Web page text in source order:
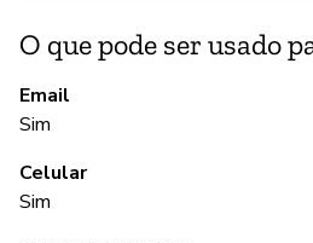
O que pode ser usado
Email
Sim
Celular
Sim